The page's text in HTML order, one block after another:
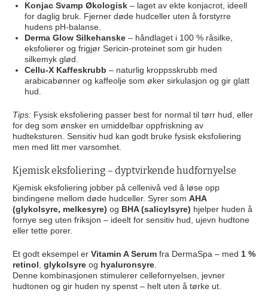
Konjac Svamp Økologisk– laget av ekte konjacrot, ideell
for daglig bruk. Fjerner døde hudceller uten å forstyrre
hudens pH-balanse.
Derma Glow Silkehanske– håndlaget i 100 % råsilke,
eksfolierer og frigjør Sericin-proteinet som gir huden
silkemyk glød.
Cellu-X Kaffeskrubb – naturlig kroppsskrubb med
arabicabønner og kaffeolje som øker sirkulasjon og gir glatt
hud.
Tips:Fysisk eksfoliering passer best for normal til tørr hud, eller
for deg som ønsker en umiddelbar oppfriskning av
hudteksturen. Sensitiv hud kan godt bruke fysisk eksfoliering
men med litt mer varsomhet.
Kjemisk eksfoliering – dyptvirkende hudfornyelse
Kjemisk eksfoliering jobber på cellenivå ved å løse opp
bindingene mellom døde hudceller. Syrer som AHA
(glykolsyre, melkesyre) og BHA (salicylsyre) hjelper huden å
fornye seg uten friksjon – ideelt for sensitiv hud, ujevn hudtone
eller tette porer.
Et godt eksempel er Vitamin A Serumfra DermaSpa – med 1 %
retinol, glykolsyreog hyaluronsyre.
Denne kombinasjonen stimulerer cellefornyelsen, jevner
hudtonen og gir huden ny spenst – helt uten å tørke ut.